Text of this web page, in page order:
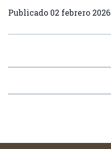
Publicado 02 febrero 2026